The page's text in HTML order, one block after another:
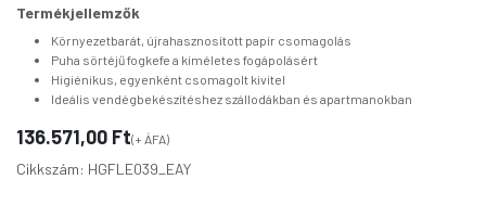
Termékjellemzők
Környezetbarát, újrahasznosított papír csomagolás
Puha sörtéjű fogkefe a kíméletes fogápolásért
Higiénikus, egyenként csomagolt kivitel
Ideális vendégbekészítéshez szállodákban és apartmanokban
136.571,00 Ft(+ ÁFA)
Cikkszám: HGFLE039_EAY